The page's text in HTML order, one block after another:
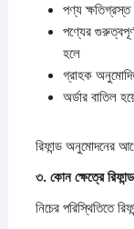
পণ্য ক্ষতিগ্রস্ত
পণ্যের
হলে
গ্রাহক
অর্ডার বাতিল
রিফান্ড অনুমোদনের
৩. কোনক্ষেত্রেরিফান্ড
নিচের পরিস্থিতিতে